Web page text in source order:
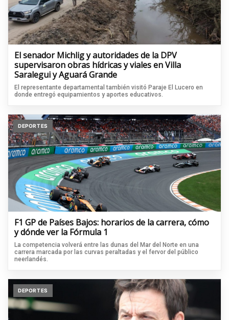
El senador Michlig y autoridades de la DPV
supervisaron obras hídricas y viales en Villa
Saralegui y Aguará Grande
El representante departamental también visitó Paraje El Lucero en
donde entregó equipamientos y aportes educativos.
DEPORTES
F1 GP de Países Bajos: horarios de la carrera, cómo
y dónde ver la Fórmula 1
La competencia volverá entre las dunas del Mar del Norte en una
carrera marcada por las curvas peraltadas y el fervor del público
neerlandés.
DEPORTES